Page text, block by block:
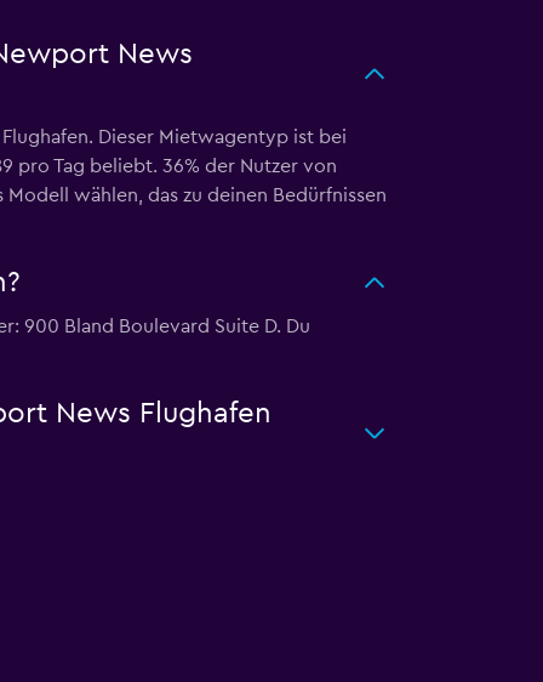
News
Dieser Mietwagentyp ist bei
pro Tag beliebt. 36% der Nutzer von
wählen, das zu deinen Bedürfnissen
900 Bland Boulevard Suite D. Du
News Flughafen